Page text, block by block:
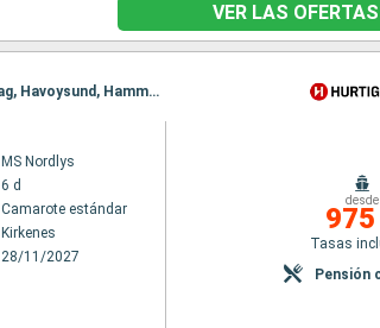
VER LAS OFERTAS
Itinerario : Kirkenes, Vardo, Batsfjord, Berlevag, Vardo, Mehamn, Kjollefjord, Honningsvag, Havoysund, Hammerfest, Oksfjord, Skjervoy, Tromso, Batsfjord, Finnsnes, Harstad, Risoyhamn, sortland, Stokmarknes, Svolvaer, Stamsund, Berlevag, Bodo, Ornes, Nesna (pasaje círculo polar), Sandnessjoen, Bronnoysund, Rorvik, Mehamn, Trondheim, Kristiansund, Molde, Kjollefjord, Alesund, Torvik, Maloy, Floro, Bergen, Honningsvag, Havoysund, Hammerfest, Oksfjord, Skjervoy, Tromso, Finnsnes, Harstad, Risoyhamn, sortland, Stokmarknes, Svolvaer, Stamsund, Bodo, Ornes, Nesna (pasaje círculo polar), Sandnessjoen, Bronnoysund, Rorvik, Trondheim, Kristiansund, Molde, Alesund, Torvik, Maloy, Floro, Bergen
MS Nordlys
6 d
Camarote estándar
Kirkenes
28/11/2027
desde
Tasas
Pensión